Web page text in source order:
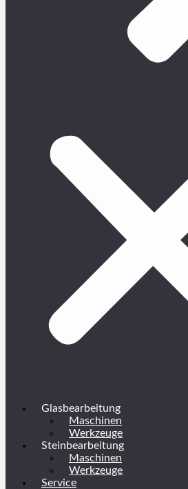
Glasbearbeitung
Maschinen
Werkzeuge
Steinbearbeitung
Maschinen
Werkzeuge
Service